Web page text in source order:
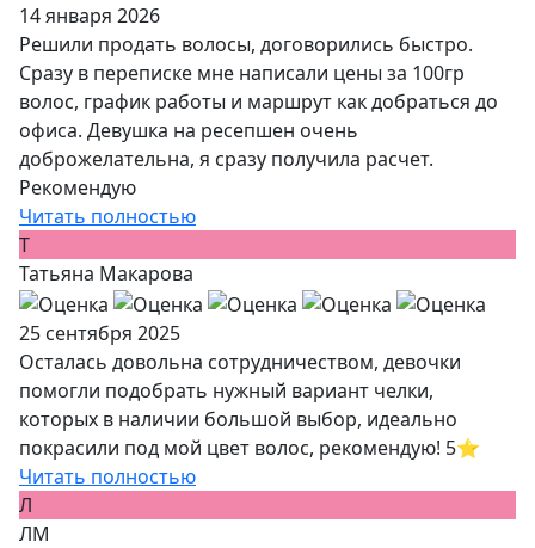
14 января 2026
Решили продать волосы, договорились быстро.
Сразу в переписке мне написали цены за 100гр
волос, график работы и маршрут как добраться до
офиса. Девушка на ресепшен очень
доброжелательна, я сразу получила расчет.
Рекомендую
Читать полностью
Т
Татьяна Макарова
25 сентября 2025
Осталась довольна сотрудничеством, девочки
помогли подобрать нужный вариант челки,
которых в наличии большой выбор, идеально
покрасили под мой цвет волос, рекомендую! 5⭐️
Читать полностью
Л
ЛМ